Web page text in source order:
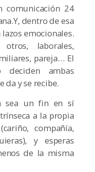
comunicación 24
dentro de esa
emocionales.
laborales,
pareja… El
ambas
da y se recibe.
sea un fin en sí
a la propia
compañía,
y esperas
de la misma